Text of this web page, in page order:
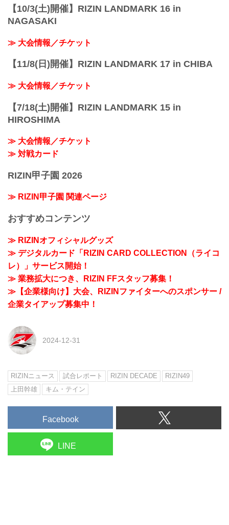
【10/3(土)開催】RIZIN LANDMARK 16 in
NAGASAKI
≫ 大会情報／チケット
【11/8(日)開催】RIZIN LANDMARK 17 in CHIBA
≫ 大会情報／チケット
【7/18(土)開催】RIZIN LANDMARK 15 in
HIROSHIMA
≫ 大会情報／チケット
≫ 対戦カード
RIZIN甲子園 2026
≫ RIZIN甲子園 関連ページ
おすすめコンテンツ
≫ RIZINオフィシャルグッズ
≫ デジタルカード「RIZIN CARD COLLECTION（ライコ
レ）」サービス開始！
≫ 業務拡大につき、RIZIN FFスタッフ募集！
≫【企業様向け】大会、RIZINファイターへのスポンサー /
企業タイアップ募集中！
2024-12-31
RIZINニュース 試合レポート RIZIN DECADE
RIZIN49
上田幹雄
キム・テイン
Facebook
LINE